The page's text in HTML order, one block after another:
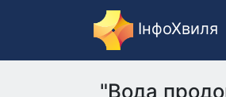
ІнфоХвиля
"Вода